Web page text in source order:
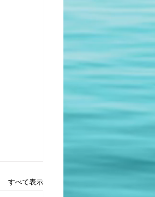
すべて表示